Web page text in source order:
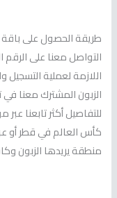
طريقة الحصول على
التواصل معنا على الرقم
اللازمة لعملية التسجيل
الزبون المشترك معنا
للتفاصيل أكثر تابعنا
كأس العالم في قطر أو
منطقة يريدها الزبون